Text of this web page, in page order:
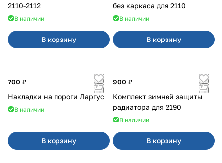
2110-2112
В наличии
В корзину
без каркаса для 2110
В наличии
В корзину
700 ₽
Накладки на пороги Ларгус
В наличии
В корзину
900 ₽
Комплект зимней защиты
радиатора для 2190
В наличии
В корзину